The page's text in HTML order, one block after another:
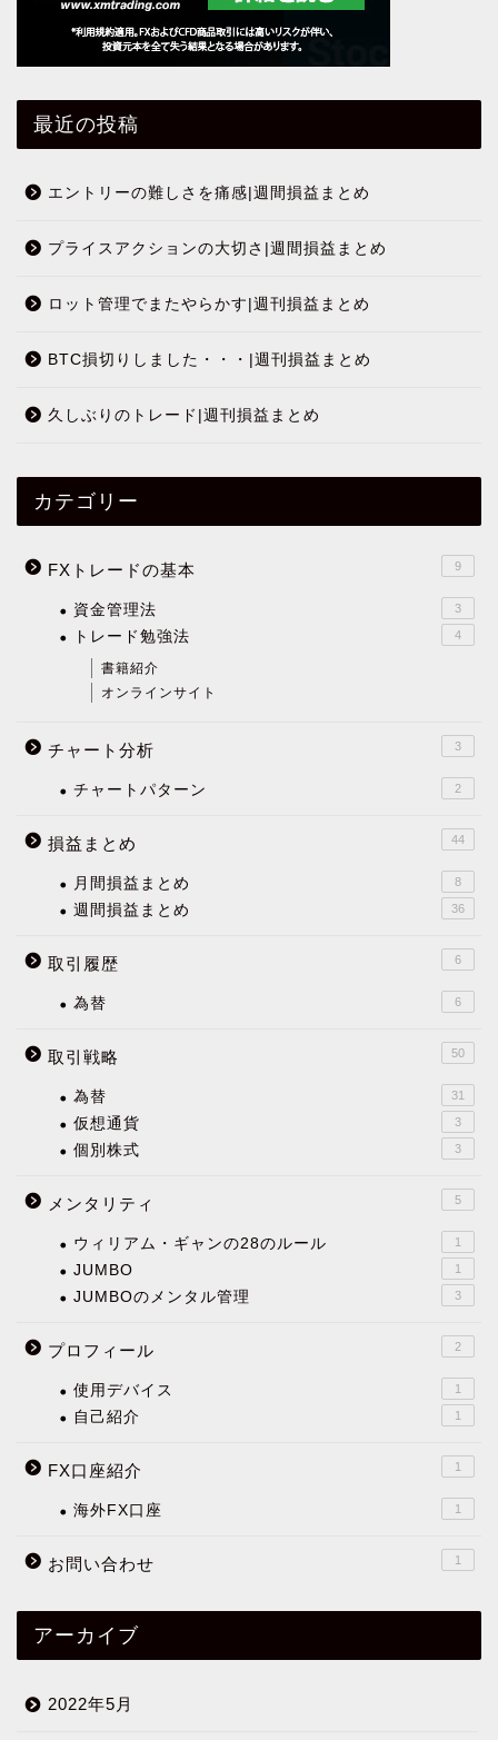
最近の投稿
エントリーの難しさを痛感|週間損益まとめ
プライスアクションの大切さ|週間損益まとめ
ロット管理でまたやらかす|週刊損益まとめ
BTC損切りしました・・・|週刊損益まとめ
久しぶりのトレード|週刊損益まとめ
カテゴリー
FXトレードの基本 9
資金管理法 3
トレード勉強法 4
書籍紹介
オンラインサイト
チャート分析 3
チャートパターン 2
損益まとめ 44
月間損益まとめ 8
週間損益まとめ 36
取引履歴 6
為替 6
取引戦略 50
為替 31
仮想通貨 3
個別株式 3
メンタリティ 5
ウィリアム・ギャンの28のルール 1
JUMBO 1
JUMBOのメンタル管理 3
プロフィール 2
使用デバイス 1
自己紹介 1
FX口座紹介 1
海外FX口座 1
お問い合わせ 1
アーカイブ
2022年5月